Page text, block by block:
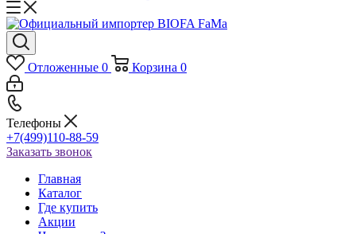
Отложенные 0 Корзина 0
Телефоны
+7(499)110-88-59
Заказать звонок
Главная
Каталог
Где купить
Акции